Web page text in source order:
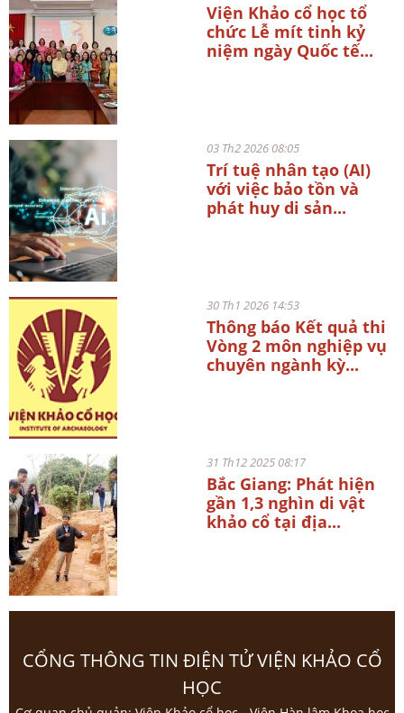
Viện Khảo cổ học tổ
chức Lễ mít tinh kỷ
niệm ngày Quốc tế...
03 Th2 2026 08:05
Trí tuệ nhân tạo (AI)
với việc bảo tồn và
phát huy di sản...
30 Th1 2026 14:53
Thông báo Kết quả thi
Vòng 2 môn nghiệp vụ
chuyên ngành kỳ...
31 Th12 2025 08:17
Bắc Giang: Phát hiện
gần 1,3 nghìn di vật
khảo cổ tại địa...
CỔNG THÔNG TIN ĐIỆN TỬ VIỆN KHẢO CỔ
HỌC